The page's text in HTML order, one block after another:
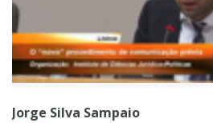
Jorge Silva Sampaio